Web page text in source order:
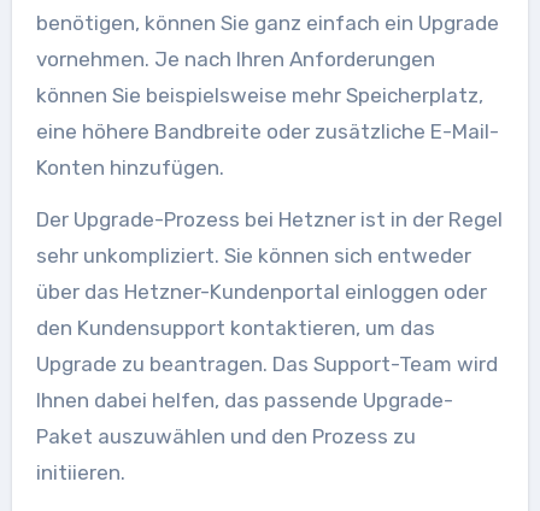
benötigen, können Sie ganz einfach ein Upgrade
vornehmen. Je nach Ihren Anforderungen
können Sie beispielsweise mehr Speicherplatz,
eine höhere Bandbreite oder zusätzliche E-Mail-
Konten hinzufügen.
Der Upgrade-Prozess bei Hetzner ist in der Regel
sehr unkompliziert. Sie können sich entweder
über das Hetzner-Kundenportal einloggen oder
den Kundensupport kontaktieren, um das
Upgrade zu beantragen. Das Support-Team wird
Ihnen dabei helfen, das passende Upgrade-
Paket auszuwählen und den Prozess zu
initiieren.